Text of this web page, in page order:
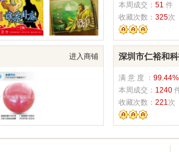
本周成交： 51 件
收藏次数： 325次
进入商铺 深圳市仁裕和
满 意 度 ： 99.44%
本周成交： 1240
收藏次数： 221次